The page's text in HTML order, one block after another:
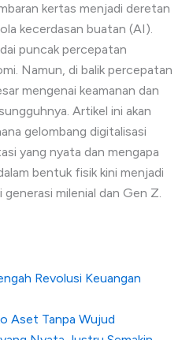
kertas menjadi deretan
kecerdasan buatan (AI).
puncak percepatan
Namun, di balik percepatan
mengenai keamanan dan
Artikel ini akan
gelombang digitalisasi
yang nyata dan mengapa
bentuk fisik kini menjadi
milenial dan Gen Z.
Revolusi Keuangan
Aset Tanpa Wujud